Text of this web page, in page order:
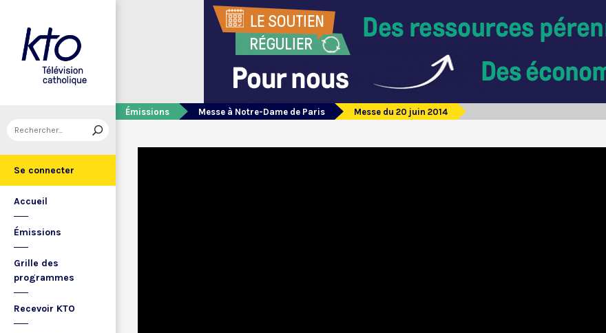
Se connecter
Accueil
Émissions
Grille des
programmes
Recevoir KTO
Émissions Messe à Notre-Dame de Paris Messe du 20 juin 2014